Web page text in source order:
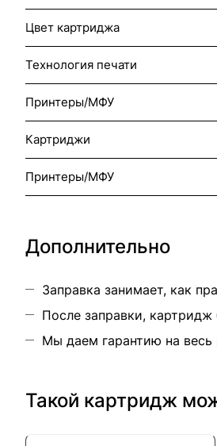
Цвет картриджа
Технология печати
Принтеры/МФУ
Картриджи
Принтеры/МФУ
Дополнительно
Заправка занимает, как
После заправки, картридж
Мы даем гарантию на весь
Такой картридж